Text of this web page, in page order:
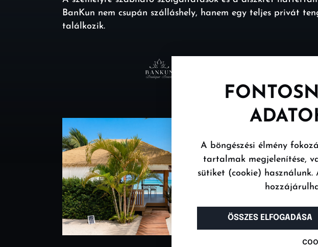
A böngészési élmény
tartalmak megjelenítése,
sütiket (cookie)
ÖSSZES ELFOGADÁSA
BanKun nem csupán szálláshely, hanem egy teljes privát
találkozik.
https://
id=488055